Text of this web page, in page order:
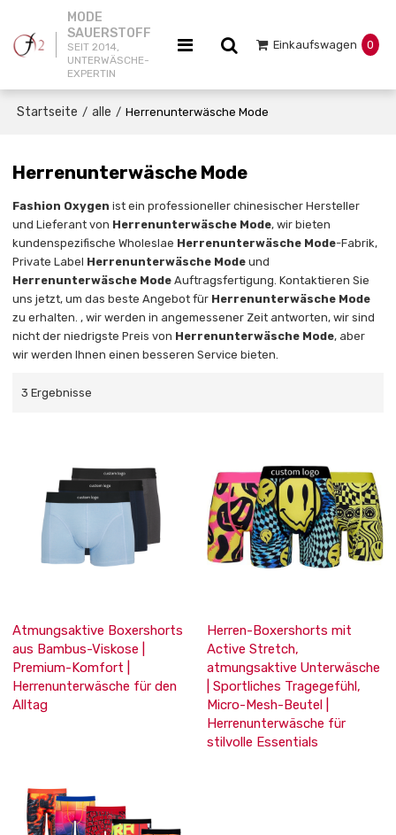
MODE
SAUERSTOFF
SEIT 2014,
UNTERWÄSCHE-
EXPERTIN
Einkaufswagen 0
Startseite / alle / Herrenunterwäsche Mode
Herrenunterwäsche Mode
Fashion Oxygen ist ein professioneller chinesischer Hersteller
und Lieferant von Herrenunterwäsche Mode, wir bieten
kundenspezifische Wholeslae Herrenunterwäsche Mode-Fabrik,
Private Label Herrenunterwäsche Mode und
Herrenunterwäsche Mode Auftragsfertigung. Kontaktieren Sie
uns jetzt, um das beste Angebot für Herrenunterwäsche Mode
zu erhalten. , wir werden in angemessener Zeit antworten, wir sind
nicht der niedrigste Preis von Herrenunterwäsche Mode, aber
wir werden Ihnen einen besseren Service bieten.
3 Ergebnisse
Atmungsaktive Boxershorts
aus Bambus-Viskose |
Premium-Komfort |
Herrenunterwäsche für den
Alltag
Herren-Boxershorts mit
Active Stretch,
atmungsaktive Unterwäsche
| Sportliches Tragegefühl,
Micro-Mesh-Beutel |
Herrenunterwäsche für
stilvolle Essentials